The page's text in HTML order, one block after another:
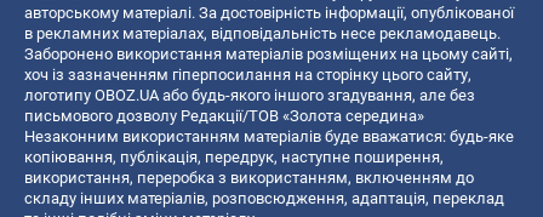
авторському матеріалі. За достовірність інформації, опублікованої
в рекламних матеріалах, відповідальність несе рекламодавець.
Заборонено використання матеріалів розміщених на цьому сайті,
хоч із зазначенням гіперпосилання на сторінку цього сайту,
логотипу OBOZ.UA або будь-якого іншого згадування, але без
письмового дозволу Редакції/ТОВ «Золота середина»
Незаконним використанням матеріалів буде вважатися: будь-яке
копiювання, публiкацiя, передрук, наступне поширення,
використання, переробка з використанням, включенням до
складу інших матеріалів, розповсюдження, адаптація, переклад